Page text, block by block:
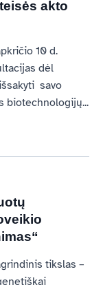
akto
10 d.
dėl
savo
biotechnologijų...
tikslas –